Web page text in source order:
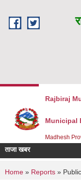
Rajbiraj
Municipal
Madhesh
ताजा खबर
You are
Home » Reports »